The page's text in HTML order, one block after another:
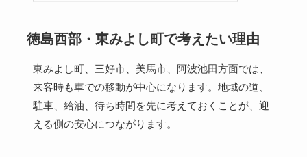
徳島西部・東みよし町で考えたい理由
東みよし町、三好市、美馬市、阿波池田方面では、
来客時も車での移動が中心になります。地域の道、
駐車、給油、待ち時間を先に考えておくことが、迎
える側の安心につながります。